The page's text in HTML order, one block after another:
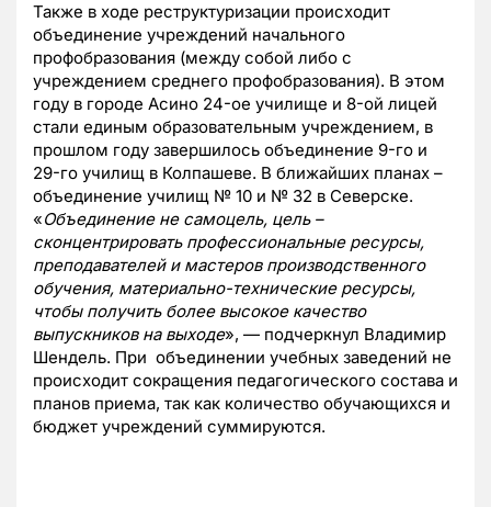
Также в ходе реструктуризации происходит
объединение учреждений начального
профобразования (между собой либо с
учреждением среднего профобразования). В этом
году в городе Асино 24-ое училище и 8-ой лицей
стали единым образовательным учреждением, в
прошлом году завершилось объединение 9-го и
29-го училищ в Колпашеве. В ближайших планах –
объединение училищ № 10 и № 32 в Северске.
«Объединение не самоцель, цель –
сконцентрировать профессиональные ресурсы,
преподавателей и мастеров производственного
обучения, материально-технические ресурсы,
чтобы получить более высокое качество
выпускников на выходе», — подчеркнул Владимир
Шендель. При объединении учебных заведений не
происходит сокращения педагогического состава и
планов приема, так как количество обучающихся и
бюджет учреждений суммируются.